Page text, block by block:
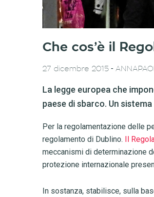
Che cos’è il
27 dicembre 2015 -
La legge europea che
paese di sbarco. Un
Per la regolamentazione delle
regolamento di Dublino. Il
meccanismi di determinazione
protezione internazionale
In sostanza, stabilisce, sulla